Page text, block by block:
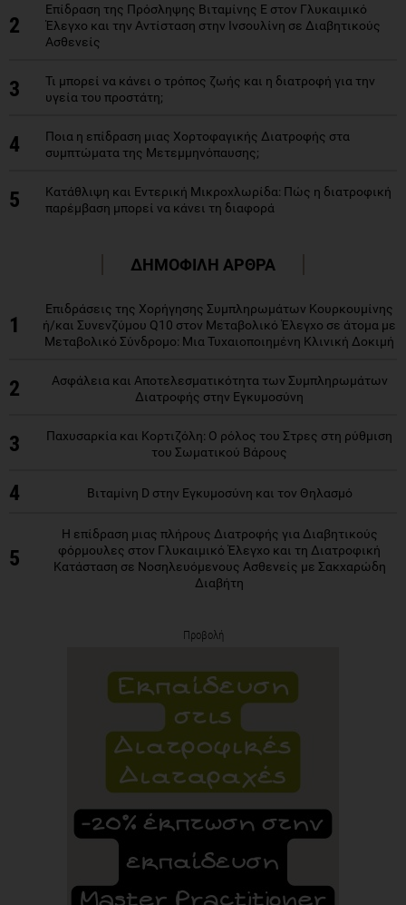
2
Επίδραση της Πρόσληψης Βιταμίνης Ε στον Γλυκαιμικό
Έλεγχο και την Αντίσταση στην Ινσουλίνη σε Διαβητικούς
Ασθενείς
3
Τι μπορεί να κάνει ο τρόπος ζωής και η διατροφή για την
υγεία του προστάτη;
4
Ποια η επίδραση μιας Χορτοφαγικής Διατροφής στα
συμπτώματα της Μετεμμηνόπαυσης;
5
Κατάθλιψη και Εντερική Μικροχλωρίδα: Πώς η διατροφική
παρέμβαση μπορεί να κάνει τη διαφορά
ΔΗΜΟΦΙΛΗ ΑΡΘΡΑ
1
Επιδράσεις της Χορήγησης Συμπληρωμάτων Κουρκουμίνης
ή/και Συνενζύμου Q10 στον Μεταβολικό Έλεγχο σε άτομα με
Μεταβολικό Σύνδρομο: Μια Τυχαιοποιημένη Κλινική Δοκιμή
2
Ασφάλεια και Αποτελεσματικότητα των Συμπληρωμάτων
Διατροφής στην Εγκυμοσύνη
3
Παχυσαρκία και Κορτιζόλη: Ο ρόλος του Στρες στη ρύθμιση
του Σωματικού Βάρους
4 Βιταμίνη D στην Εγκυμοσύνη και τον Θηλασμό
5
Η επίδραση μιας πλήρους Διατροφής για Διαβητικούς
φόρμουλες στον Γλυκαιμικό Έλεγχο και τη Διατροφική
Κατάσταση σε Νοσηλευόμενους Ασθενείς με Σακχαρώδη
Διαβήτη
Προβολή